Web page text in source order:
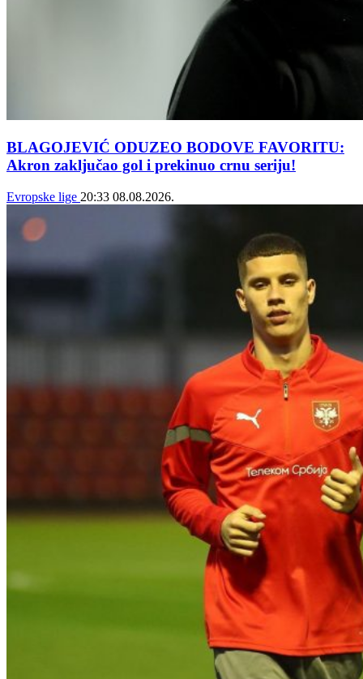
BLAGOJEVIĆ ODUZEO BODOVE FAVORITU:
Akron zaključao gol i prekinuo crnu seriju!
Evropske lige 20:33 08.08.2026.